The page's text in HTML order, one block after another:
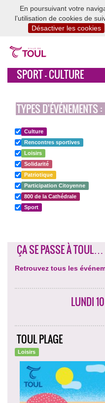
En poursuivant votre
l’utilisation de cookies de
Désactiver les cookies
SPORT - CULTURE
TYPES D'ÉVÉNEMENTS :
Culture
Rencontres sportives
Loisirs
Solidarité
Patriotique
Participation Citoyenne
800 de la Cathédrale
Sport
ÇA SE PASSE À TOUL…
Retrouvez tous les
LUNDI
TOUL PLAGE
Loisirs